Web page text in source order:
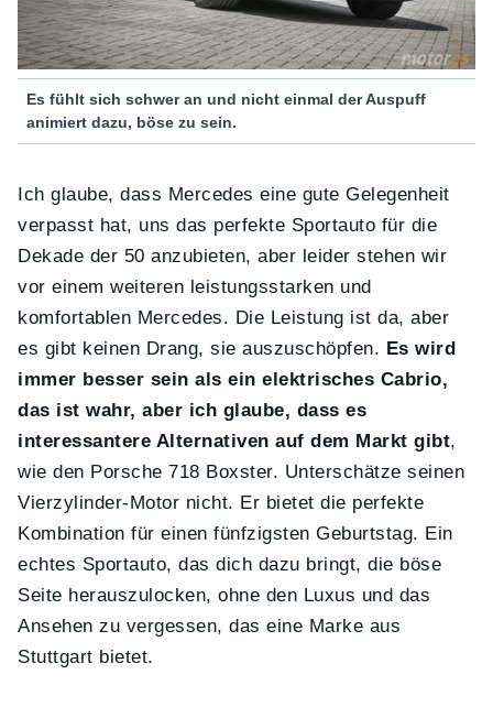
Es fühlt sich schwer an und nicht einmal der Auspuff
animiert dazu, böse zu sein.
Ich glaube, dass Mercedes eine gute Gelegenheit
verpasst hat, uns das perfekte Sportauto für die
Dekade der 50 anzubieten, aber leider stehen wir
vor einem weiteren leistungsstarken und
komfortablen Mercedes. Die Leistung ist da, aber
es gibt keinen Drang, sie auszuschöpfen. Es wird
immer besser sein als ein elektrisches Cabrio,
das ist wahr, aber ich glaube, dass es
interessantere Alternativen auf dem Markt gibt,
wie den Porsche 718 Boxster. Unterschätze seinen
Vierzylinder-Motor nicht. Er bietet die perfekte
Kombination für einen fünfzigsten Geburtstag. Ein
echtes Sportauto, das dich dazu bringt, die böse
Seite herauszulocken, ohne den Luxus und das
Ansehen zu vergessen, das eine Marke aus
Stuttgart bietet.